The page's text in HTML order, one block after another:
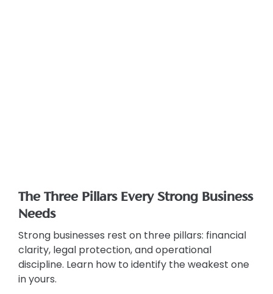
The Three Pillars Every Strong Business
Needs
Strong businesses rest on three pillars: financial
clarity, legal protection, and operational
discipline. Learn how to identify the weakest one
in yours.